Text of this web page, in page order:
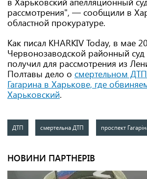
рассмотрения", — сообщили в
областной прокуратуре.
Как писал KHARKIV Today, в мае
Червонозаводской районный суд
получил для рассмотрения из
Полтавы дело о смертельном
Гагарина в Харькове, где
Харьковский.
ДТП смертельна ДТП проспект